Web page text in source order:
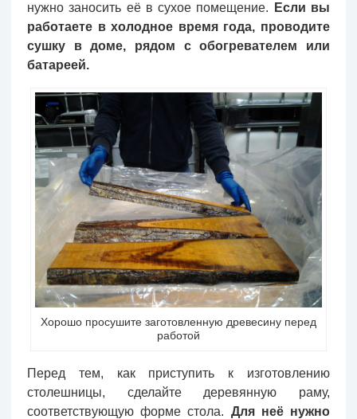
нужно заносить её в сухое помещение.
Если вы
работаете в холодное время года, проводите
сушку в доме, рядом с обогревателем или
батареей.
Хорошо просушите заготовленную древесину перед
работой
Перед тем, как приступить к изготовлению
столешницы, сделайте деревянную раму,
соответствующую форме стола. Для неё нужно